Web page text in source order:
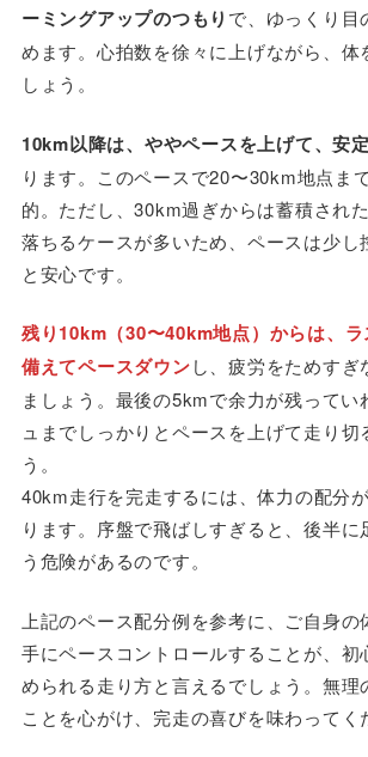
ーミングアップのつもり で、ゆっくり目
めます。心拍数を徐々に上げながら、体
しょう。
10km以降は、ややペースを上げて、安
ります。このペースで20〜30km地点ま
的。ただし、30km過ぎからは蓄積され
落ちるケースが多いため、ペースは少し
と安心です。
残り10km（30〜40km地点）からは、
備えてペースダウンし、疲労をためすぎ
ましょう。最後の5kmで余力が残ってい
ュまでしっかりとペースを上げて走り切
う。
40km走行を完走するには、体力の配分
ります。序盤で飛ばしすぎると、後半に
う危険があるのです。
上記のペース配分例を参考に、ご自身の
手にペースコントロールすることが、初
められる走り方と言えるでしょう。無理
ことを心がけ、完走の喜びを味わってく